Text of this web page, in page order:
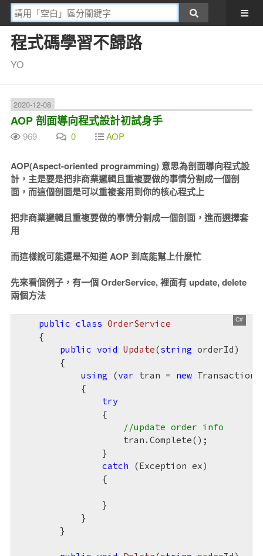
程式碼學習不歸路
YO
2020-12-08
AOP 剖面導向程式設計初試身手
969 0 AOP
AOP(Aspect-oriented programming) 意思為剖面導向程式設
計，主是要是把非商業邏輯且重複要做的事情分割成一個剖
面，而這個剖面是可以重複套用到你的核心程式上
把非商業邏輯且重複要做的事情分割成一個剖面，進而選擇套
用
而這樣說可能還是不知道 AOP 到底能幫上什麼忙
先來看個例子，有一個 OrderService, 裡面有 update, delete
兩個方法
public class OrderService
{
public void Update(string orderId )
{
using (var tran = new
{
try
{
//update order info
tran.Complete();
}
catch (Exception ex)
{
}
}
}